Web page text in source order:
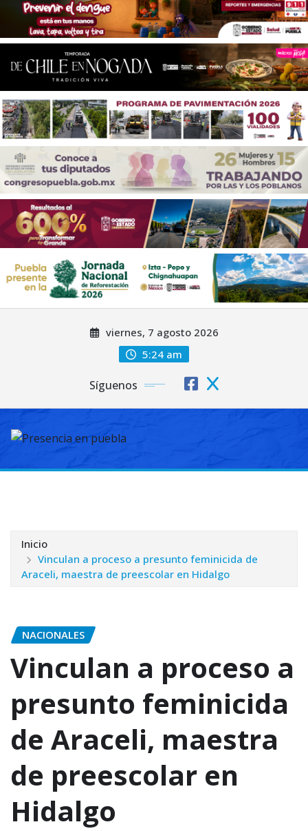
viernes, 7 agosto 2026
5:24 am
Síguenos
Inicio
Vinculan a proceso a presunto feminicida de
Araceli, maestra de preescolar en Hidalgo
NACIONALES
Vinculan a proceso a
presunto feminicida
de Araceli, maestra
de preescolar en
Hidalgo